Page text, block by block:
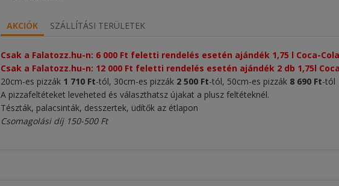
AKCIÓK SZÁLLÍTÁSI TERÜLETEK
Csak a Falatozz.hu-n: 6 000 Ft feletti rendelés esetén ajándék 1,75 l Coca-Cola
Csak a Falatozz.hu-n: 12 000 Ft feletti rendelés esetén ajándék 2 db 1,75l
20cm-es pizzák 1 710 Ft-tól, 30cm-es pizzák 2 500 Ft-tól, 50cm-es pizzák 8 690 Ft-tól
A pizzafeltéteket leveheted és választhatsz újakat a plusz feltéteknél.
Tészták, palacsinták, desszertek, üdítők az étlapon
Csomagolási díj 150-500 Ft